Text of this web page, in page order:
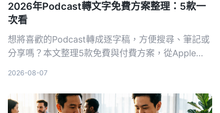
2026年Podcast轉文字免費方案整理：5款一
次看
想將喜歡的Podcast轉成逐字稿，方便搜尋、筆記或
分享嗎？本文整理5款免費與付費方案，從Apple
首選。
2026-08-07